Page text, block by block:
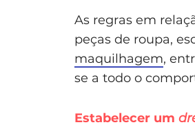
As regras em
peças de roupa,
maquilhagem,
se a todo o
Estabelecer um